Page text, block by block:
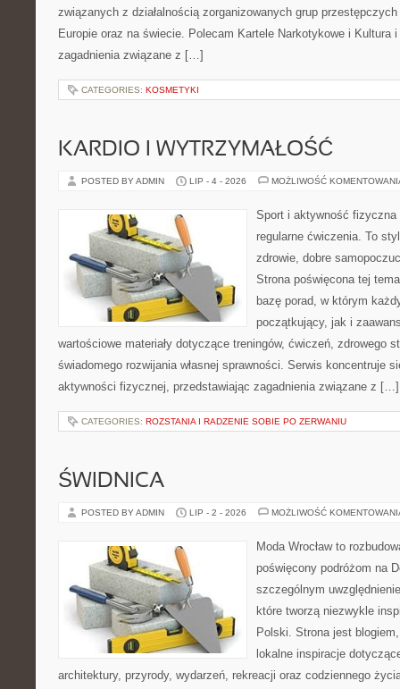
związanych z działalnością zorganizowanych grup
Europie oraz na świecie. Polecam Kartele Narkotykowe i Kultura
zagadnienia związane z […]
CATEGORIES: KOSMETYKI
KARDIO I WYTRZYMAŁOŚĆ
POSTED BY ADMIN LIP - 4 - 2026 MOŻLIWOŚĆ
Sport i aktywność
regularne ćwiczenia. To
zdrowie, dobre
Strona poświęcona tej
bazę porad, w którym
początkujący, jak i
wartościowe materiały dotyczące treningów, ćwiczeń, zdrowego
świadomego rozwijania własnej sprawności. Serwis koncentruje
aktywności fizycznej, przedstawiając zagadnienia związane z […]
CATEGORIES: ROZSTANIA I RADZENIE SOBIE PO ZERWANIU
ŚWIDNICA
POSTED BY ADMIN LIP - 2 - 2026 MOŻLIWOŚĆ
Moda Wrocław to
poświęcony podróżom na
szczególnym
które tworzą niezwykle
Polski. Strona jest
lokalne inspiracje
architektury, przyrody, wydarzeń, rekreacji oraz codziennego